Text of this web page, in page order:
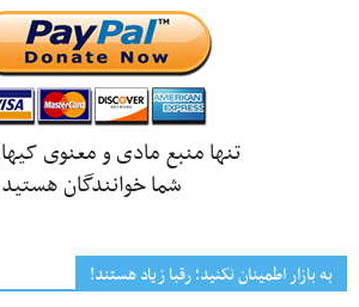
تنها منبع مادی و معنوی
شما خوانندگان هستید
به بازار اطمینان نکنید؛ رقبا زیاد هستند!